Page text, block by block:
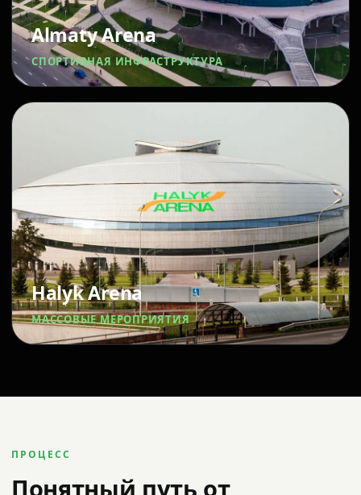
Almaty Arena
СПОРТИВНАЯ ИНФРАСТРУКТУРА
Halyk Arena
МАССОВЫЕ МЕРОПРИЯТИЯ
ПРОЦЕСС
Понятный путь от